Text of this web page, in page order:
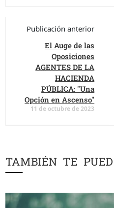
Publicación anterior
El Auge de las
Oposiciones
AGENTES DE LA
HACIENDA
PÚBLICA: "Una
Opción en Ascenso"
11 de octubre de 2023
TAMBIÉN TE